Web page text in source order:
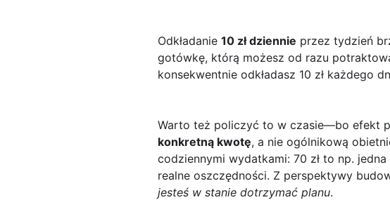
Odkładanie 10 zł dziennie przez tydzień
gotówkę, którą możesz od razu
konsekwentnie odkładasz 10 zł każdego
Warto też policzyć to w czasie—bo efekt
konkretną kwotę, a nie ogólnikową
codziennymi wydatkami: 70 zł to np.
realne oszczędności. Z perspektywy
jesteś w stanie dotrzymać planu.